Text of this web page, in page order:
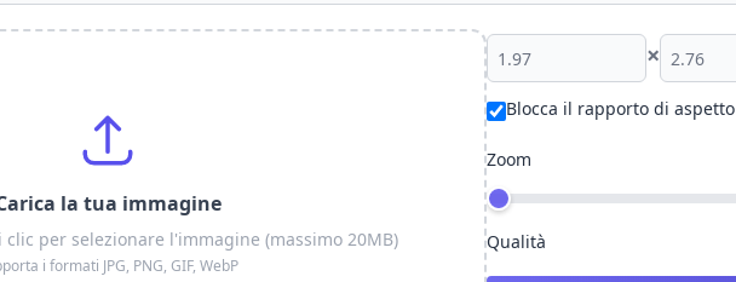
la tua immagine
clic per selezionare l'immagine (massimo 20MB)
i formati JPG, PNG, GIF, WebP
×
Blocca il rapporto di aspetto
Zoom
Qualità